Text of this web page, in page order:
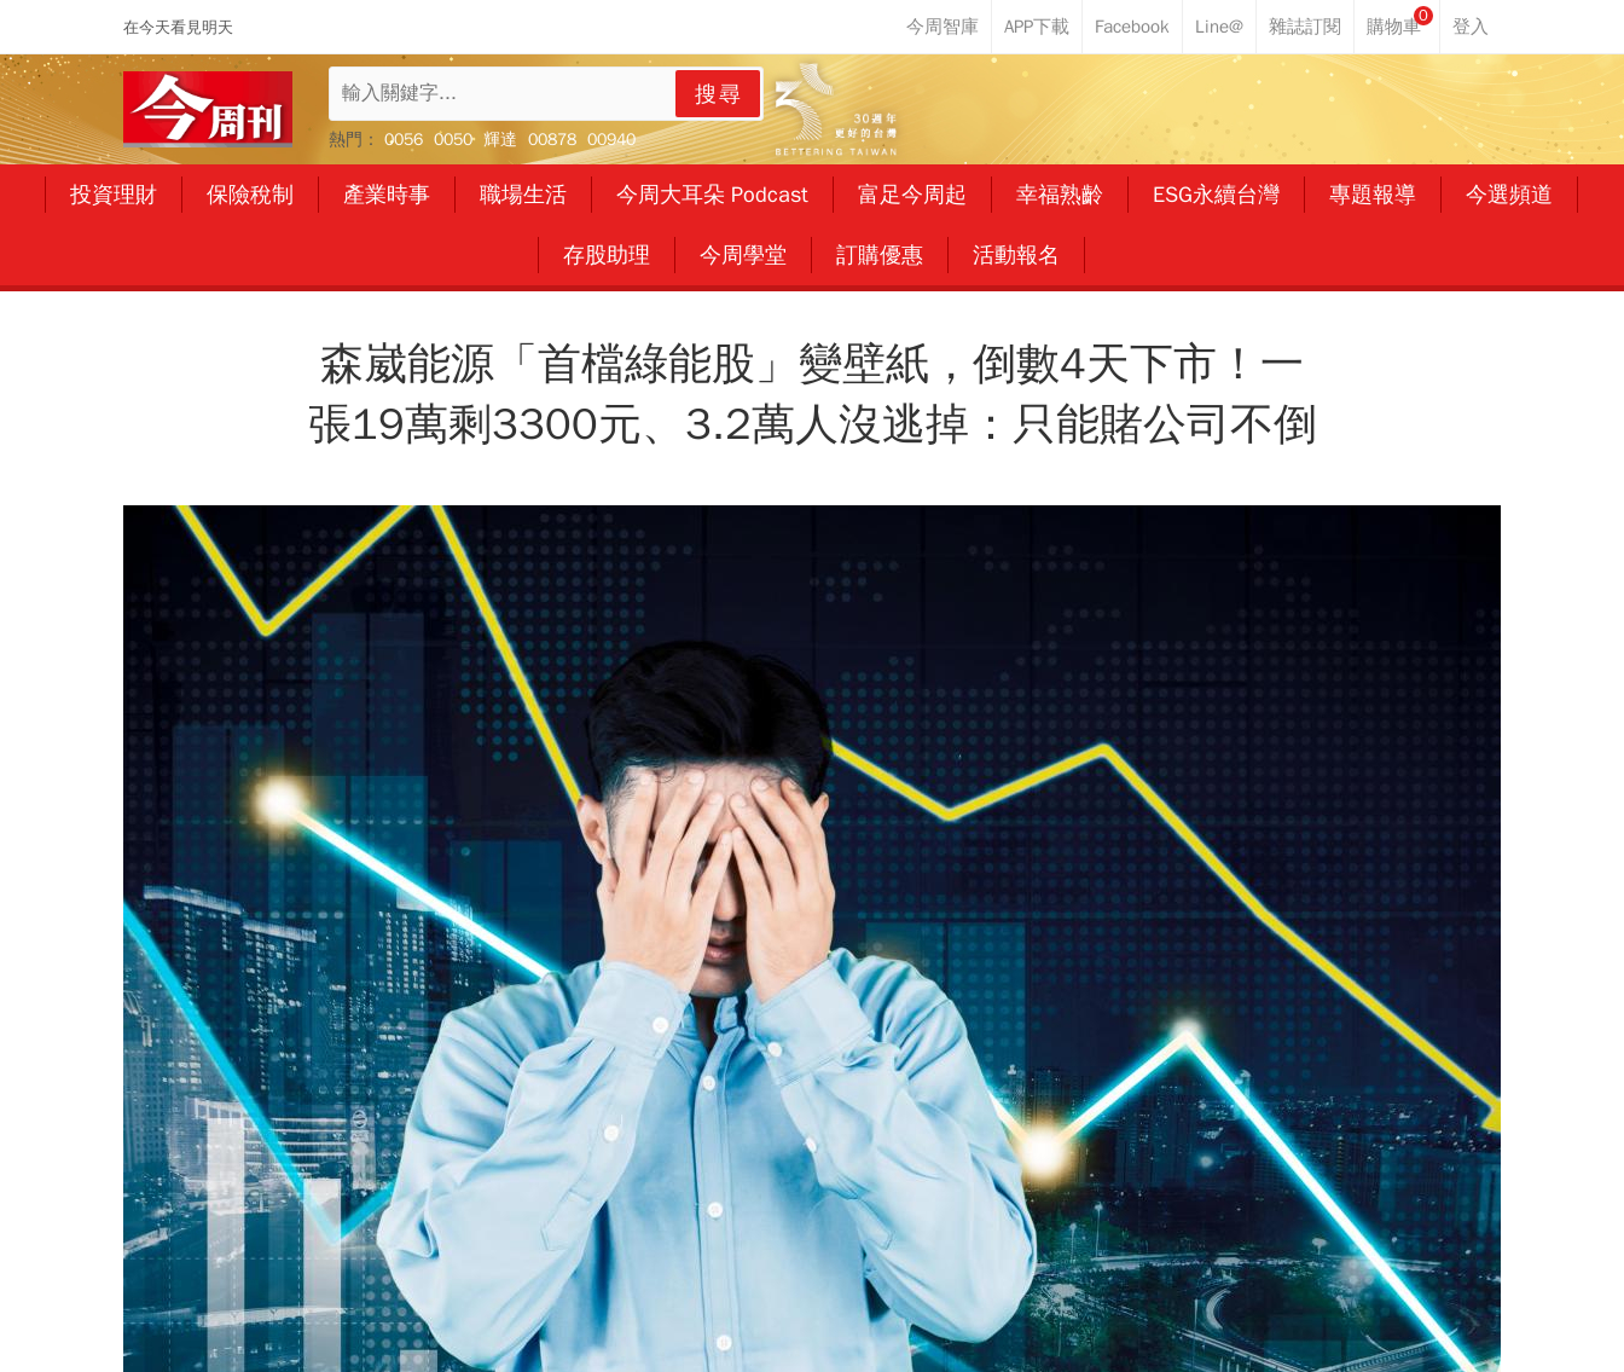
在今天看見明天
0
搜尋
熱門： 0056 0050 輝達 00878 00940
投資理財 保險稅制 產業時事 職場生活 今周大耳朵 Podcast 富足今周起 幸福熟齡 ESG永續台灣 專題報導 今選頻道
存股助理 今周學堂 訂購優惠 活動報名
森崴能源「首檔綠能股」變壁紙，倒數4天下市！一
張19萬剩3300元、3.2萬人沒逃掉：只能賭公司不倒